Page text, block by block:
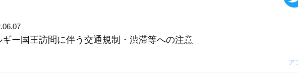
ギー国王訪問に伴う交通規制・渋滞等への注意
ア